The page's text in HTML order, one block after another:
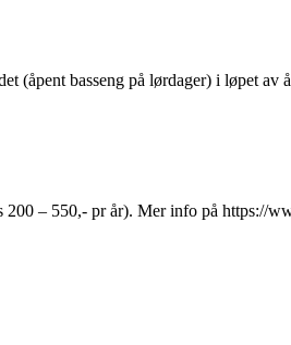
(åpent basseng på lørdager) i løpet av
– 550,- pr år). Mer info på https://